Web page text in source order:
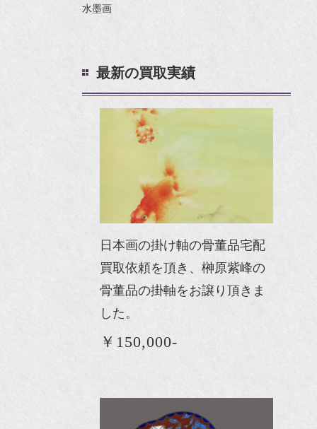
水墨画
最新の買取実績
日本画の掛け軸の骨董品宅配
買取依頼を頂き、榊原紫峰の
骨董品の掛軸をお譲り頂きま
した。
￥150,000-